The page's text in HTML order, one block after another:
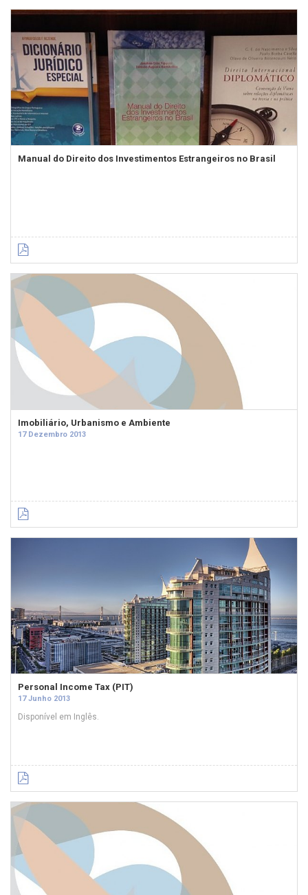
Manual do Direito dos Investimentos Estrangeiros no Brasil
Imobiliário, Urbanismo e Ambiente
17 Dezembro 2013
Personal Income Tax (PIT)
17 Junho 2013
Disponível em Inglês.